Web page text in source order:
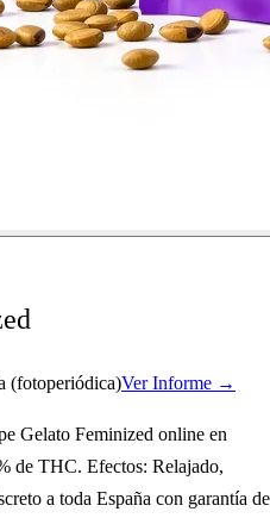
(fotoperiódica)Ver Informe →
Gelato Feminized online en
de THC. Efectos: Relajado,
a toda España con garantía de